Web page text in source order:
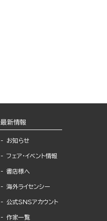
最新情報
お知らせ
フェア・イベント情報
書店様へ
海外ライセンシー
公式SNSアカウント
作家一覧